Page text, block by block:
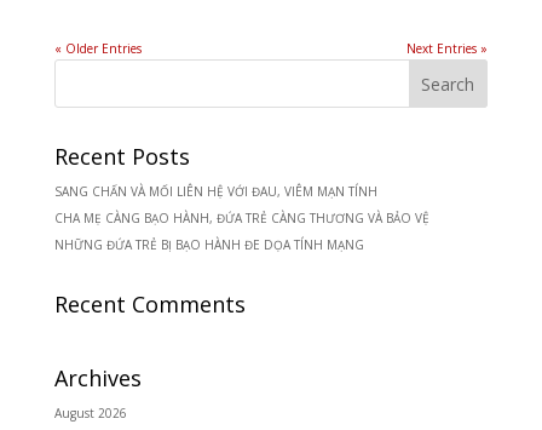
« Older Entries Next Entries »
Recent Posts
SANG CHẤN VÀ MỐI LIÊN HỆ VỚI ĐAU, VIÊM MẠN TÍNH
CHA MẸ CÀNG BẠO HÀNH, ĐỨA TRẺ CÀNG THƯƠNG VÀ BẢO VỆ
NHỮNG ĐỨA TRẺ BỊ BẠO HÀNH ĐE DỌA TÍNH MẠNG
Recent Comments
Archives
August 2026